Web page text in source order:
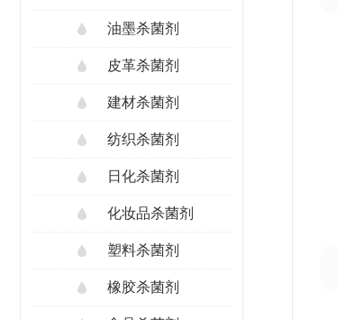
油墨杀菌剂
皮革杀菌剂
建材杀菌剂
纺织杀菌剂
日化杀菌剂
化妆品杀菌剂
塑料杀菌剂
橡胶杀菌剂